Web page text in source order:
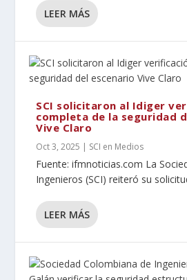
LEER MÁS
SCI solicitaron al Idiger
completa de la seguridad
Vive Claro
Oct 3, 2025 | SCI en Medios
Fuente: ifmnoticias.com La
Ingenieros (SCI) reiteró su
LEER MÁS